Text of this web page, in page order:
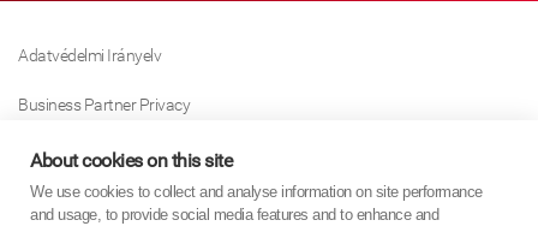
Adatvédelmi Irányelv
Business Partner Privacy
Sütikre Vonatkozó Irányelv
Modern Slavery Act Policy
About cookies on this site
We use cookies to collect and analyse information on site performance
and usage, to provide social media features and to enhance and